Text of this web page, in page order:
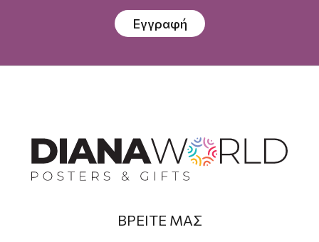
Εγγραφή
ΒΡΕΙΤΕ ΜΑΣ